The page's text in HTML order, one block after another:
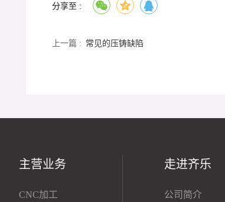
分享至 :
上一篇 : 常见的压铸缺陷
主营业务
CNC加工
走进齐乐
公司简介